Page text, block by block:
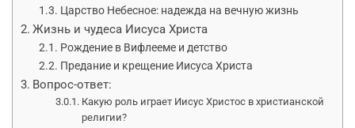
Царство Небесное: надежда на вечную жизнь
Жизнь и чудеса Иисуса Христа
Рождение в Вифлееме и детство
Предание и крещение Иисуса Христа
Вопрос-ответ:
Какую роль играет Иисус Христос в христианской
религии?